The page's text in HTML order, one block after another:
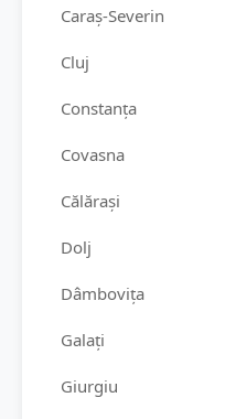
Caraș-Severin
Cluj
Constanța
Covasna
Călărași
Dolj
Dâmbovița
Galați
Giurgiu